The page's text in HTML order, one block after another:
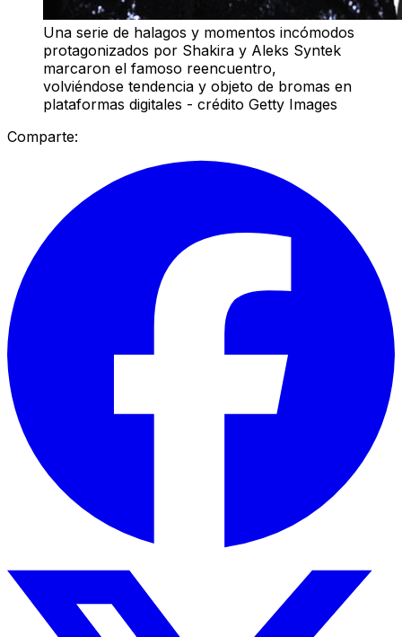
Una serie de halagos y momentos incómodos
protagonizados por Shakira y Aleks Syntek
marcaron el famoso reencuentro,
volviéndose tendencia y objeto de bromas en
plataformas digitales - crédito Getty Images
Comparte: